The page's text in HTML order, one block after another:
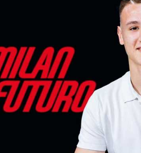
السعودي للمحترفين
أوروبا
إفريقيا
رياضات أخرى